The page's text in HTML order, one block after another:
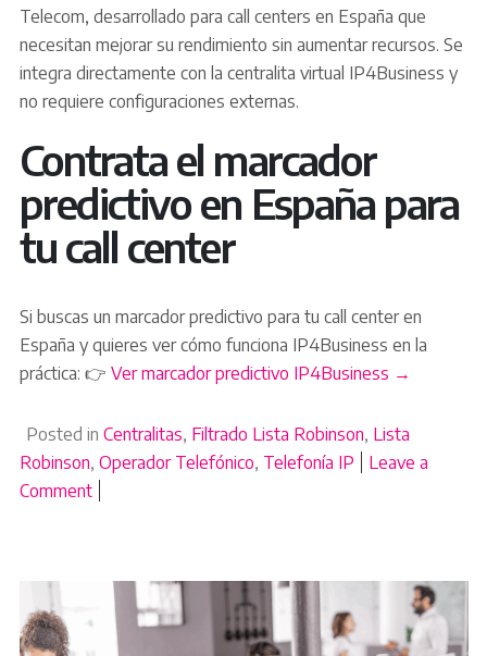
Telecom, desarrollado para call centers en España que
necesitan mejorar su rendimiento sin aumentar recursos. Se
integra directamente con la centralita virtual IP4Business y
no requiere configuraciones externas.
Contrata el marcador
predictivo en España para
tu call center
Si buscas un marcador predictivo para tu call center en
España y quieres ver cómo funciona IP4Business en la
práctica: 👉 Ver marcador predictivo IP4Business →
Posted in Centralitas, Filtrado Lista Robinson, Lista
Robinson, Operador Telefónico, Telefonía IP
Leave a
Commenton Marcador predictivo en España: por qué tu call